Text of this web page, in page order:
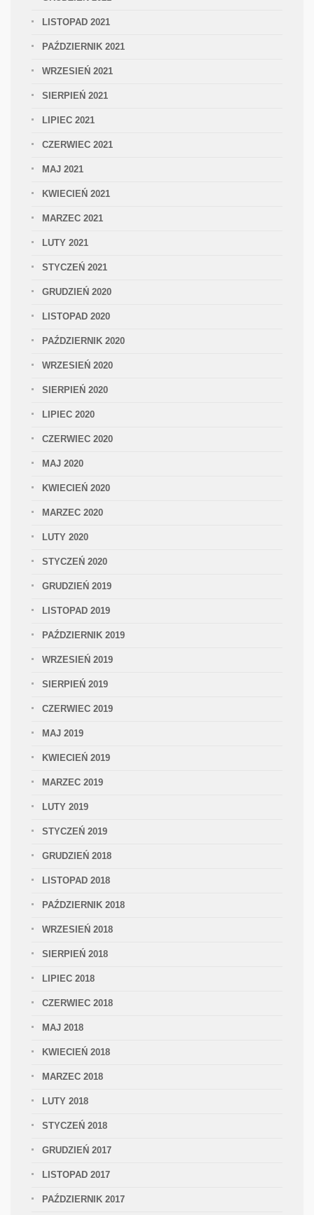
LISTOPAD 2021
PAŹDZIERNIK 2021
WRZESIEŃ 2021
SIERPIEŃ 2021
LIPIEC 2021
CZERWIEC 2021
MAJ 2021
KWIECIEŃ 2021
MARZEC 2021
LUTY 2021
STYCZEŃ 2021
GRUDZIEŃ 2020
LISTOPAD 2020
PAŹDZIERNIK 2020
WRZESIEŃ 2020
SIERPIEŃ 2020
LIPIEC 2020
CZERWIEC 2020
MAJ 2020
KWIECIEŃ 2020
MARZEC 2020
LUTY 2020
STYCZEŃ 2020
GRUDZIEŃ 2019
LISTOPAD 2019
PAŹDZIERNIK 2019
WRZESIEŃ 2019
SIERPIEŃ 2019
CZERWIEC 2019
MAJ 2019
KWIECIEŃ 2019
MARZEC 2019
LUTY 2019
STYCZEŃ 2019
GRUDZIEŃ 2018
LISTOPAD 2018
PAŹDZIERNIK 2018
WRZESIEŃ 2018
SIERPIEŃ 2018
LIPIEC 2018
CZERWIEC 2018
MAJ 2018
KWIECIEŃ 2018
MARZEC 2018
LUTY 2018
STYCZEŃ 2018
GRUDZIEŃ 2017
LISTOPAD 2017
PAŹDZIERNIK 2017